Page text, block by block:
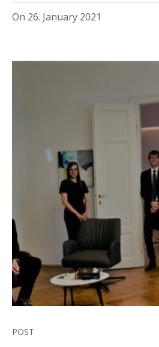
On 26. January 2021
POST